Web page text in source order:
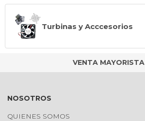
Turbinas y Acccesorios
VENTA MAYORISTA
NOSOTROS
QUIENES SOMOS